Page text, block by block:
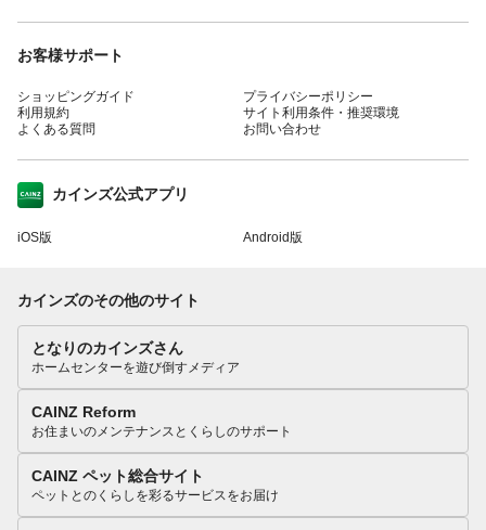
お客様サポート
ショッピングガイド
利用規約
よくある質問
プライバシーポリシー
サイト利用条件・推奨環境
お問い合わせ
カインズ公式アプリ
iOS版 Android版
カインズのその他のサイト
となりのカインズさん
ホームセンターを遊び倒すメディア
CAINZ Reform
お住まいのメンテナンスとくらしのサポート
CAINZ ペット総合サイト
ペットとのくらしを彩るサービスをお届け